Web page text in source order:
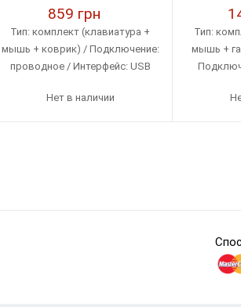
859 грн
Тип: комплект (клавиатура +
мышь + коврик) / Подключение:
проводное / Интерфейс: USB
Нет в наличии
Тип:
мышь +